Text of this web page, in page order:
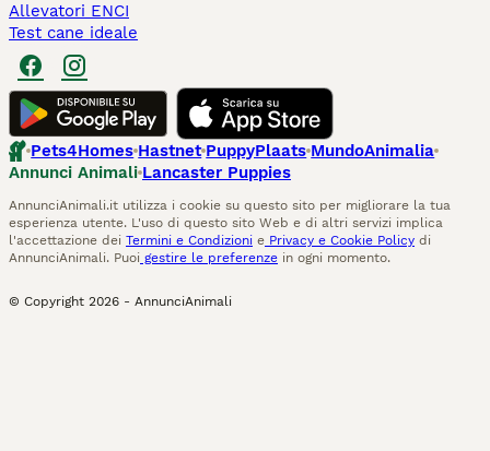
Allevatori ENCI
Test cane ideale
Pets4Homes Hastnet PuppyPlaats MundoAnimalia
Annunci Animali Lancaster Puppies
AnnunciAnimali.it utilizza i cookie su questo sito per migliorare la tua
esperienza utente. L'uso di questo sito Web e di altri servizi implica
l'accettazione dei Termini e Condizioni e Privacy e Cookie Policy di
AnnunciAnimali. Puoi gestire le preferenze in ogni momento.
© Copyright 2026 - AnnunciAnimali